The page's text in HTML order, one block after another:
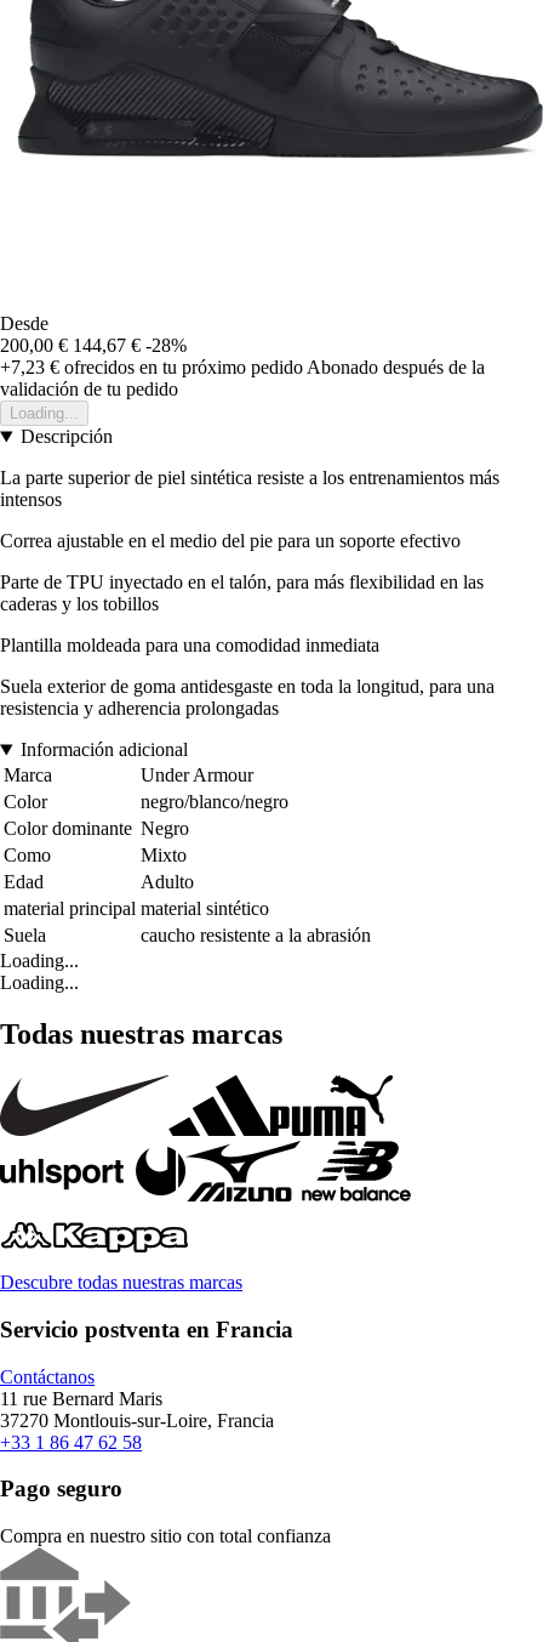
Desde
200,00 € 144,67 € -28%
+7,23 € ofrecidos en tu próximo pedido Abonado después de la
validación de tu pedido
Loading...
Descripción
La parte superior de piel sintética resiste a los entrenamientos más
intensos
Correa ajustable en el medio del pie para un soporte efectivo
Parte de TPU inyectado en el talón, para más flexibilidad en las
caderas y los tobillos
Plantilla moldeada para una comodidad inmediata
Suela exterior de goma antidesgaste en toda la longitud, para una
resistencia y adherencia prolongadas
Información adicional
Marca
Under Armour
Color
negro/blanco/negro
Color dominante Negro
Como
Mixto
Edad
Adulto
material principal material sintético
Suela
caucho resistente a la abrasión
Loading...
Loading...
Todas nuestras marcas
Descubre todas nuestras marcas
Servicio postventa en Francia
Contáctanos
11 rue Bernard Maris
37270 Montlouis-sur-Loire, Francia
+33 1 86 47 62 58
Pago seguro
Compra en nuestro sitio con total confianza